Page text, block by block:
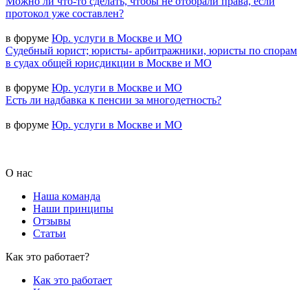
протокол уже составлен?
в форуме Юр. услуги в Москве и МО
Судебный юрист; юристы- арбитражники, юристы по спорам
в судах общей юрисдикции в Москве и МО
в форуме Юр. услуги в Москве и МО
Есть ли надбавка к пенсии за многодетность?
в форуме Юр. услуги в Москве и МО
О нас
Наша команда
Наши принципы
Отзывы
Статьи
Как это работает?
Как это работает